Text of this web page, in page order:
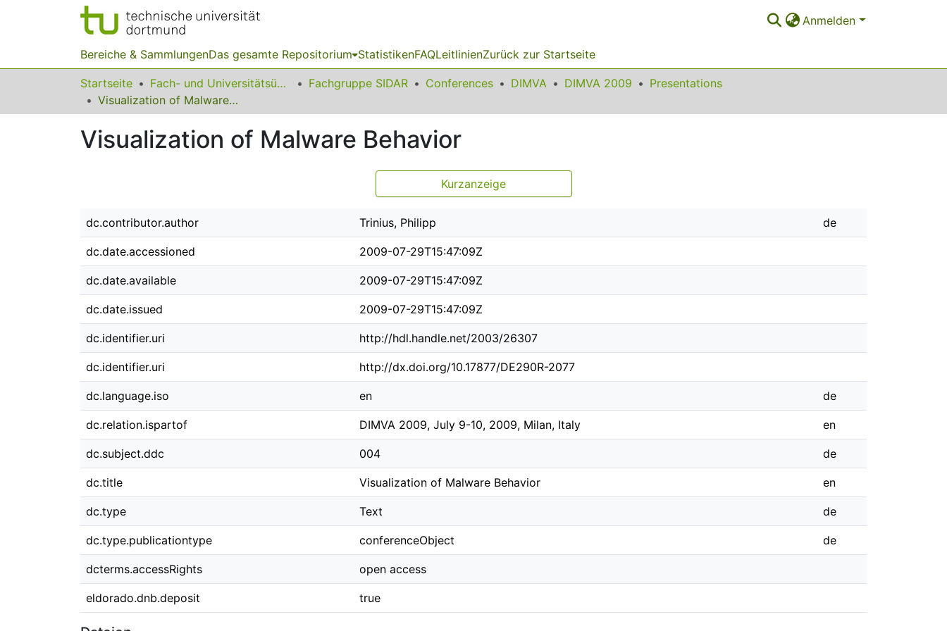
Anmelden
Bereiche & SammlungenDas gesamte Repositorium StatistikenFAQLeitlinienZurück zur Startseite
Startseite Fach- und Universitätsübergreifendes Fachgruppe SIDAR Conferences DIMVA DIMVA 2009
Presentations
Visualization of Malware Behavior
Visualization of Malware Behavior
Kurzanzeige
dc.contributor.author Trinius, Philipp de
dc.date.accessioned 2009-07-29T15:47:09Z
dc.date.available 2009-07-29T15:47:09Z
dc.date.issued 2009-07-29T15:47:09Z
dc.identifier.uri http://hdl.handle.net/2003/26307
dc.identifier.uri http://dx.doi.org/10.17877/DE290R-2077
dc.language.iso en de
dc.relation.ispartof DIMVA 2009, July 9-10, 2009, Milan, Italy en
dc.subject.ddc 004 de
dc.title Visualization of Malware Behavior en
dc.type Text de
dc.type.publicationtype conferenceObject de
dcterms.accessRights open access
eldorado.dnb.deposit true